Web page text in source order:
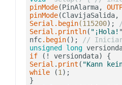
pinMode(PinAlarma,
pinMode(ClavijaSalida,
Serial .begin(115200);
Serial .println( "¡Hola!
nfc.begin();
// Iniciar
unsigned
long
if (!
Serial . print ( "Kann
while (1